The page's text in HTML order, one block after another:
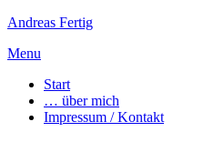
Andreas Fertig
Skip
content
Menu
Start
… über mich
Impressum / Kontakt